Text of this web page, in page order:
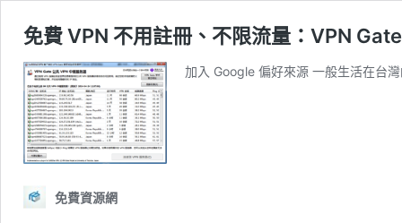
免費 VPN 不用註冊、不限流量：VPN
加入 Google 偏好來源 一般生活在台
免費資源網